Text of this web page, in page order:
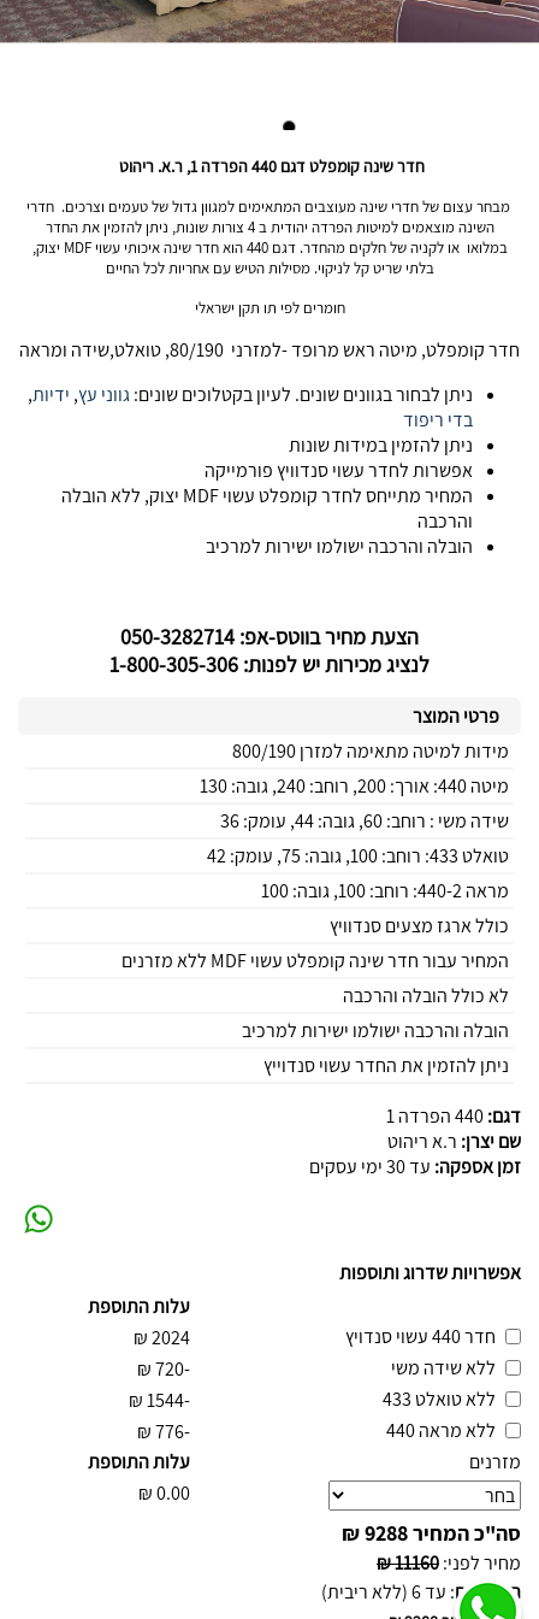
חדר שינה קומפלט דגם 440 הפרדה 1, ר.א. ריהוט
מבחר עצום של חדרי שינה מעוצבים המתאימים למגוון גדול של טעמים וצרכים. חדרי
השינה מוצאמים למיטות הפרדה יהודית ב 4 צורות שונות, ניתן להזמין את החדר
במלואו או לקניה של חלקים מהחדר. דגם 440 הוא חדר שינה איכותי עשוי MDF יצוק,
בלתי שריט קל לניקוי. מסילות הטיש עם אחריות לכל החיים
חומרים לפי תו תקן ישראלי
חדר קומפלט, מיטה ראש מרופד -למזרני 80/190, טואלט,שידה ומראה
ניתן לבחור בגוונים שונים. לעיון בקטלוכים שונים:גווני עץ, ידיות,
בדי ריפוד
ניתן להזמין במידות שונות
אפשרות לחדר עשוי סנדוויץ פורמייקה
המחיר מתייחס לחדר קומפלט עשוי MDF יצוק, ללא הובלה
והרכבה
הובלה והרכבה ישולמו ישירות למרכיב
הצעת מחיר בווטס-אפ: 050-3282714
לנציג מכירות יש לפנות: 1-800-305-306
פרטי המוצר
מידות למיטה מתאימה למזרן 800/190
מיטה 440: אורך: 200, רוחב: 240, גובה: 130
שידה משי : רוחב: 60, גובה: 44, עומק: 36
טואלט 433: רוחב: 100, גובה: 75, עומק: 42
מראה 440-2: רוחב: 100, גובה: 100
כולל ארגז מצעים סנדוויץ
המחיר עבור חדר שינה קומפלט עשוי MDF ללא מזרנים
לא כולל הובלה והרכבה
הובלה והרכבה ישולמו ישירות למרכיב
ניתן להזמין את החדר עשוי סנדוייץ
דגם:440 הפרדה 1
שם יצרן: ר.א ריהוט
זמן אספקה: עד 30 ימי עסקים
אפשרויות שדרוג ותוספות
עלות התוספת
חדר 440 עשוי סנדויץ
2024
₪
ללא שידה משי
-720
₪
ללא טואלט 433
-1544
₪
ללא מראה 440
-776
₪
מזרנים
עלות התוספת
0.00
₪
סה"כ המחיר9288 ₪
מחיר לפני:
11160 ₪
תשלומים: עד 6 (ללא ריבית)